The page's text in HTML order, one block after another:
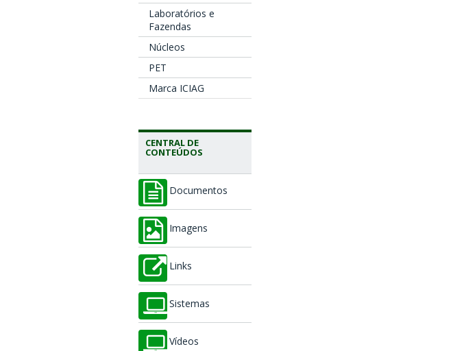
Laboratórios e
Fazendas
Núcleos
PET
Marca ICIAG
CENTRAL DE
CONTEÚDOS
Documentos
Imagens
Links
Sistemas
Vídeos